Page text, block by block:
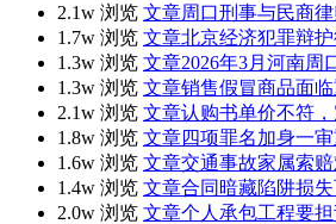
2.1w 浏览 文章周口刑事与民商
1.7w 浏览 文章北京经济犯罪辩
1.3w 浏览 文章2026年3月河南周
1.3w 浏览 文章销售假冒商品面
2.1w 浏览 文章认购书单价不符
1.8w 浏览 文章四项罪名加身一
1.6w 浏览 文章交通事故家属索
1.4w 浏览 文章合同暗藏陷阱损
2.0w 浏览 文章个人承包工程要